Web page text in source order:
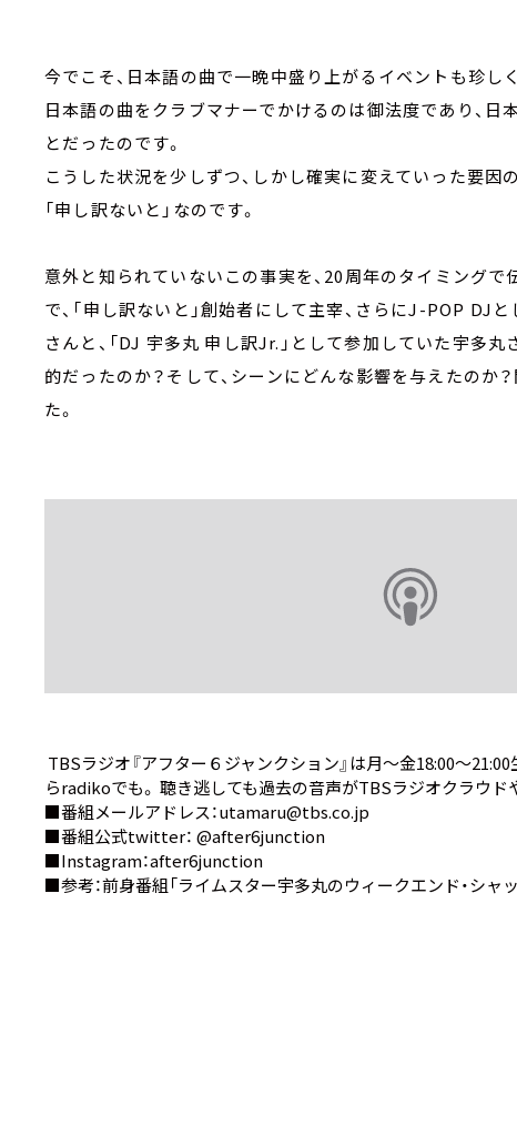
今でこそ、日本語の曲で一晩中盛り上がるイベントも珍し
日本語の曲をクラブマナーでかけるのは御法度であり、日
とだったのです。
こうした状況を少しずつ、しかし確実に変えていった要因
「申し訳ないと」なのです。
意外と知られていないこの事実を、20周年のタイミングで
で、「申し訳ないと」創始者にして主宰、さらにJ-POP DJ
さんと、「DJ 宇多丸 申し訳Jr.」として参加していた宇多丸
的だったのか？そして、シーンにどんな影響を与えたのか
た。
TBSラジオ『アフター６ジャンクション』は月～金18:00～
らradikoでも。 聴き逃しても過去の音声がTBSラジオクラウド
■番組メールアドレス：utamaru@tbs.co.jp
■番組公式twitter： @after6junction
■Instagram：after6junction
■参考：前身番組「ライムスター宇多丸のウィークエンド・シャッ